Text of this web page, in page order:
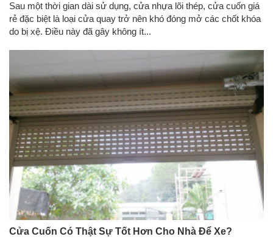
Sau một thời gian dài sử dụng, cửa nhựa lõi thép, cửa cuốn giá
rẻ đặc biệt là loại cửa quay trở nên khó đóng mở các chốt khóa
do bị xệ. Điều này đã gây không ít...
Cửa Cuốn Có Thật Sự Tốt Hơn Cho Nhà Để Xe?